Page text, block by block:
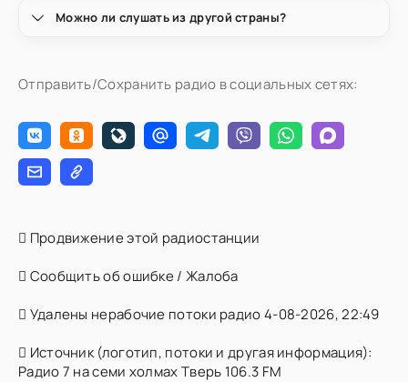
Можно ли слушать из другой страны?
Отправить/Сохранить радио в социальных сетях:
Продвижение этой радиостанции
Сообщить об ошибке / Жалоба
Удалены нерабочие потоки радио 4-08-2026, 22:49
Источник (логотип, потоки и другая информация):
Радио 7 на семи холмах Тверь 106.3 FM